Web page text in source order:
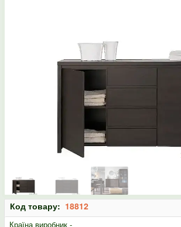
Код товару: 18812
Країна виробник -